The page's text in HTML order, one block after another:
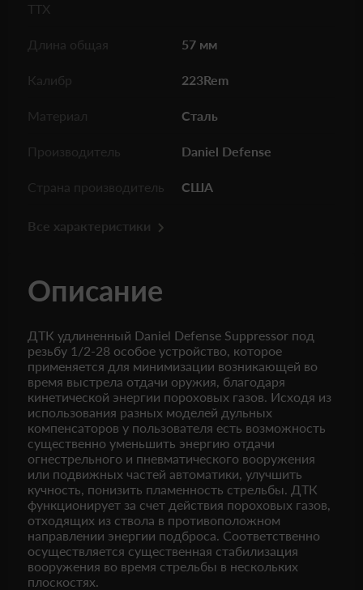
ТТХ
Длина общая 57 мм
Калибр 223Rem
Материал Сталь
Производитель Daniel Defense
Страна производитель США
Все характеристики
Описание
ДТК удлиненный Daniel Defense Suppressor под
резьбу 1/2-28 особое устройство, которое
применяется для минимизации возникающей во
время выстрела отдачи оружия, благодаря
кинетической энергии пороховых газов. Исходя из
использования разных моделей дульных
компенсаторов у пользователя есть возможность
существенно уменьшить энергию отдачи
огнестрельного и пневматического вооружения
или подвижных частей автоматики, улучшить
кучность, понизить пламенность стрельбы. ДТК
функционирует за счет действия пороховых газов,
отходящих из ствола в противоположном
направлении энергии подброса. Соответственно
осуществляется существенная стабилизация
вооружения во время стрельбы в нескольких
плоскостях.